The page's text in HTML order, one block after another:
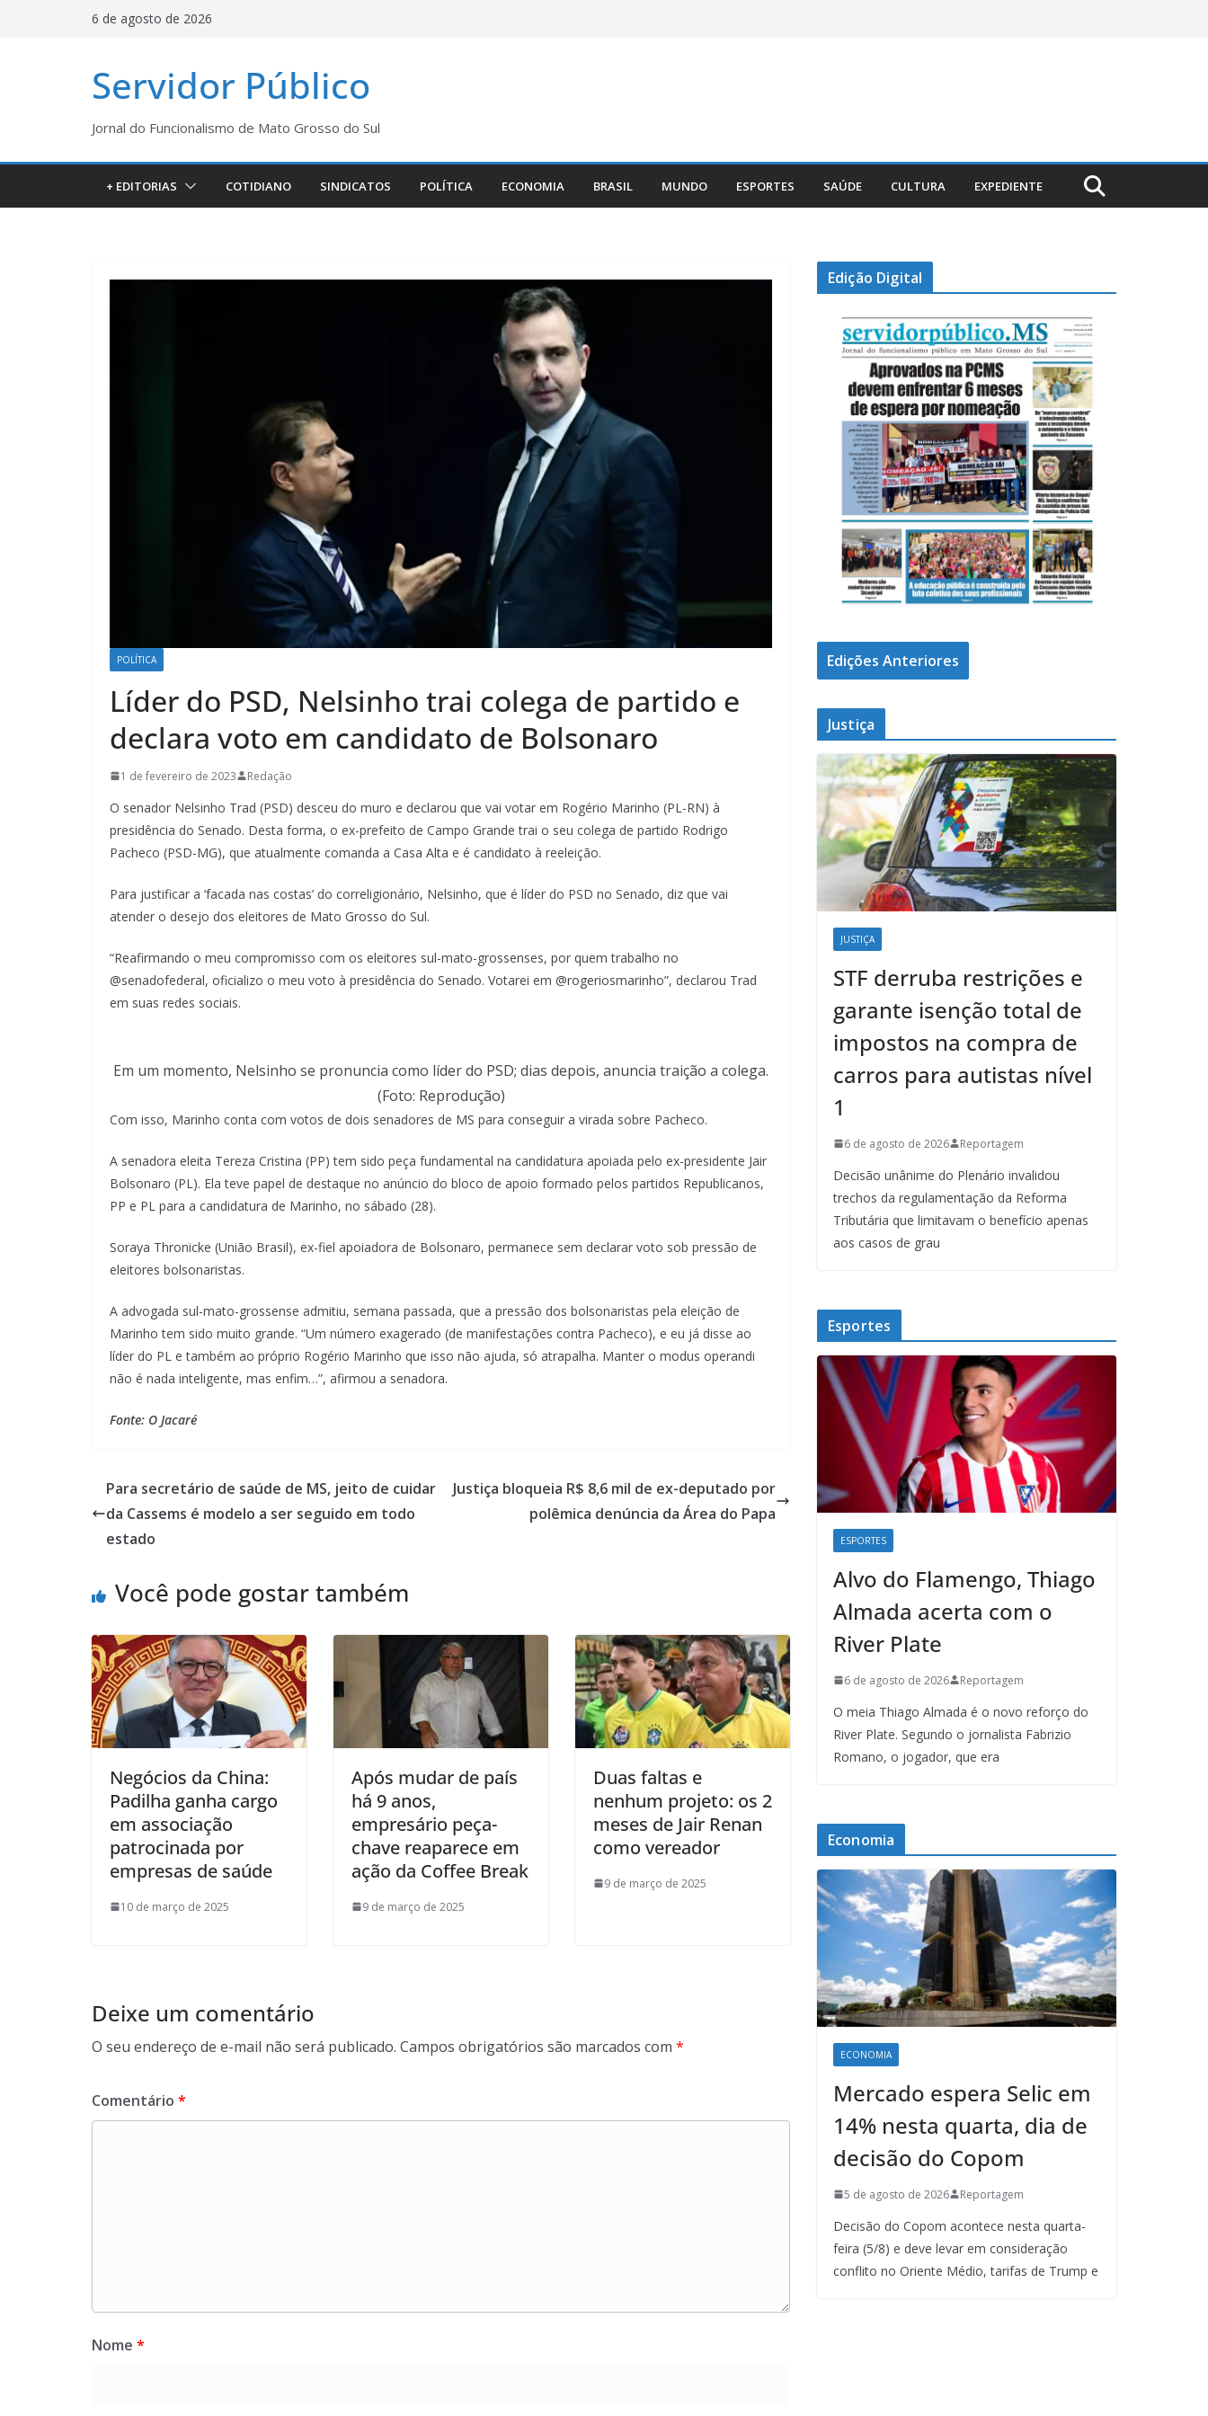
6 de agosto de 2026
Servidor Público
Jornal do Funcionalismo de Mato Grosso do Sul
+ EDITORIAS COTIDIANO SINDICATOS POLÍTICA ECONOMIA BRASIL MUNDO ESPORTES SAÚDE CULTURA EXPEDIENTE
POLÍTICA
Líder do PSD, Nelsinho trai colega de partido e
declara voto em candidato de Bolsonaro
1 de fevereiro de 2023 Redação
O senador Nelsinho Trad (PSD) desceu do muro e declarou que vai votar em Rogério Marinho (PL-RN) à
presidência do Senado. Desta forma, o ex-prefeito de Campo Grande trai o seu colega de partido Rodrigo
Pacheco (PSD-MG), que atualmente comanda a Casa Alta e é candidato à reeleição.
Para justificar a ‘facada nas costas’ do correligionário, Nelsinho, que é líder do PSD no Senado, diz que vai
atender o desejo dos eleitores de Mato Grosso do Sul.
“Reafirmando o meu compromisso com os eleitores sul-mato-grossenses, por quem trabalho no
@senadofederal, oficializo o meu voto à presidência do Senado. Votarei em @rogeriosmarinho”, declarou Trad
em suas redes sociais.
Em um momento, Nelsinho se pronuncia como líder do PSD; dias depois, anuncia traição a colega.
(Foto: Reprodução)
Com isso, Marinho conta com votos de dois senadores de MS para conseguir a virada sobre Pacheco.
A senadora eleita Tereza Cristina (PP) tem sido peça fundamental na candidatura apoiada pelo ex-presidente Jair
Bolsonaro (PL). Ela teve papel de destaque no anúncio do bloco de apoio formado pelos partidos Republicanos,
PP e PL para a candidatura de Marinho, no sábado (28).
Soraya Thronicke (União Brasil), ex-fiel apoiadora de Bolsonaro, permanece sem declarar voto sob pressão de
eleitores bolsonaristas.
A advogada sul-mato-grossense admitiu, semana passada, que a pressão dos bolsonaristas pela eleição de
Marinho tem sido muito grande. “Um número exagerado (de manifestações contra Pacheco), e eu já disse ao
líder do PL e também ao próprio Rogério Marinho que isso não ajuda, só atrapalha. Manter o modus operandi
não é nada inteligente, mas enfim…”, afirmou a senadora.
Fonte: O Jacaré
Para secretário de saúde de MS, jeito de cuidar
da Cassems é modelo a ser seguido em todo
estado
Justiça bloqueia R$ 8,6 mil de ex-deputado por
polêmica denúncia da Área do Papa
Você pode gostar também
Negócios da China:
Padilha ganha cargo
em associação
patrocinada por
empresas de saúde
10 de março de 2025
Após mudar de país
há 9 anos,
empresário peça-
chave reaparece em
ação da Coffee Break
9 de março de 2025
Duas faltas e
nenhum projeto: os 2
meses de Jair Renan
como vereador
9 de março de 2025
Deixe um comentário
O seu endereço de e-mail não será publicado. Campos obrigatórios são marcados com *
Comentário *
Nome *
Edição Digital
Edições Anteriores
Justiça
JUSTIÇA
STF derruba restrições e
garante isenção total de
impostos na compra de
carros para autistas nível
1
6 de agosto de 2026 Reportagem
Decisão unânime do Plenário invalidou
trechos da regulamentação da Reforma
Tributária que limitavam o benefício apenas
aos casos de grau
Esportes
ESPORTES
Alvo do Flamengo, Thiago
Almada acerta com o
River Plate
6 de agosto de 2026 Reportagem
O meia Thiago Almada é o novo reforço do
River Plate. Segundo o jornalista Fabrizio
Romano, o jogador, que era
Economia
ECONOMIA
Mercado espera Selic em
14% nesta quarta, dia de
decisão do Copom
5 de agosto de 2026 Reportagem
Decisão do Copom acontece nesta quarta-
feira (5/8) e deve levar em consideração
conflito no Oriente Médio, tarifas de Trump e